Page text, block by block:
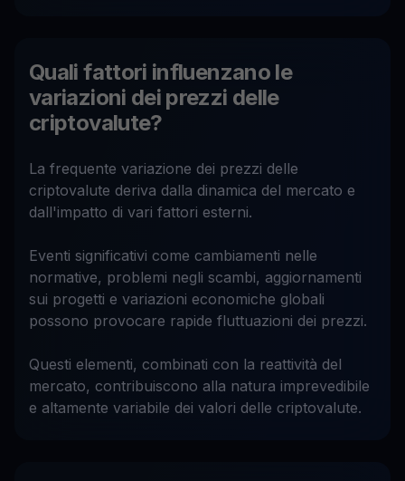
Quali fattori influenzano le
variazioni dei prezzi delle
criptovalute?
La frequente variazione dei prezzi delle
criptovalute deriva dalla dinamica del mercato e
dall'impatto di vari fattori esterni.
Eventi significativi come cambiamenti nelle
normative, problemi negli scambi, aggiornamenti
sui progetti e variazioni economiche globali
possono provocare rapide fluttuazioni dei prezzi.
Questi elementi, combinati con la reattività del
mercato, contribuiscono alla natura imprevedibile
e altamente variabile dei valori delle criptovalute.